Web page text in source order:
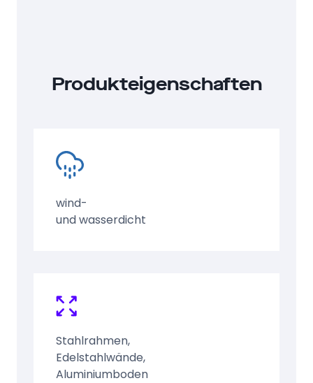
Produkteigenschaften
wind-
und wasserdicht
Stahlrahmen,
Edelstahlwände,
Aluminiumboden